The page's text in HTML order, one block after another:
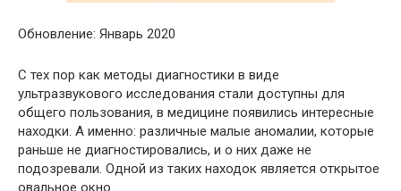
Обновление: Январь 2020
С тех пор как методы диагностики в виде
ультразвукового исследования стали доступны для
общего пользования, в медицине появились интересные
находки. А именно: различные малые аномалии, которые
раньше не диагностировались, и о них даже не
подозревали. Одной из таких находок является открытое
овальное окно.